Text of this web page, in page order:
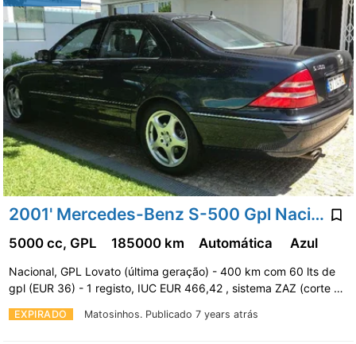
2001' Mercedes-Benz S-500 Gpl Nacional
EXPIRADO Matosinhos. Publicado 7 years atrás
5000 cc, GPL 185000 km Automática Azul
Nacional, GPL Lovato (última geração) - 400 km com 60 lts de
gpl (EUR 36) - 1 registo, IUC EUR 466,42 , sistema ZAZ (corte …